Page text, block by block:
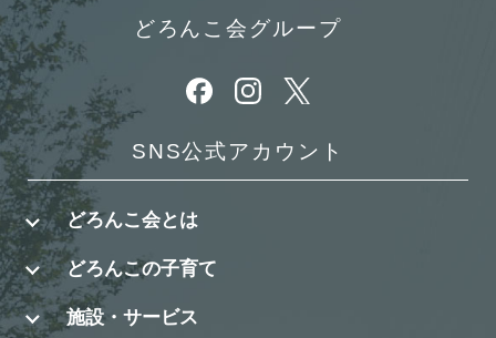
どろんこ会グループ
別ウィンドウで開きます
別ウィンドウで開きます
別ウィンドウで開きます
SNS公式アカウント
どろんこ会とは
どろんこの子育て
施設・サービス